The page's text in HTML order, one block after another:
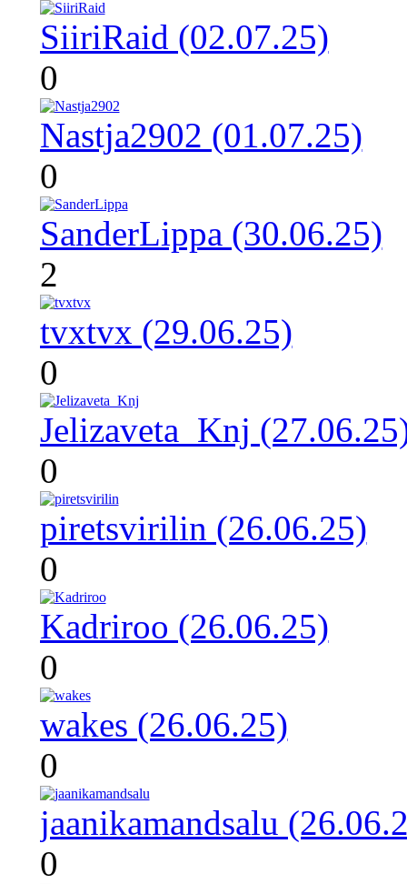
SiiriRaid (02.07.25)
0
Nastja2902 (01.07.25)
0
SanderLippa (30.06.25)
2
tvxtvx (29.06.25)
0
Jelizaveta_Knj
0
piretsvirilin (26.06.25)
0
Kadriroo (26.06.25)
0
wakes (26.06.25)
0
jaanikamandsalu
0